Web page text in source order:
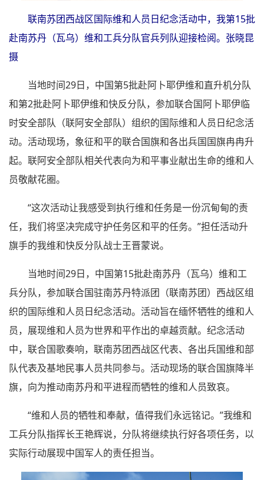
联南苏团西战区国际维和人员日纪念活动中，我第15批
赴南苏丹（瓦乌）维和工兵分队官兵列队迎接检阅。张晓昆
摄
当地时间29日，中国第5批赴阿卜耶伊维和直升机分队
和第2批赴阿卜耶伊维和快反分队，参加联合国阿卜耶伊临
时安全部队（联阿安全部队）组织的国际维和人员日纪念活
动。活动现场，象征和平的联合国旗和各出兵国国旗冉冉升
起。联阿安全部队相关代表向为和平事业献出生命的维和人
员敬献花圈。
“这次活动让我感受到执行维和任务是一份沉甸甸的责
任，我们将坚决完成守护任务区和平的任务。”担任活动升
旗手的我维和快反分队战士王晋蒙说。
当地时间29日，中国第15批赴南苏丹（瓦乌）维和工
兵分队，参加联合国驻南苏丹特派团（联南苏团）西战区组
织的国际维和人员日纪念活动。活动旨在缅怀牺牲的维和人
员，展现维和人员为世界和平作出的卓越贡献。纪念活动
中，联合国歌奏响，联南苏团西战区代表、各出兵国维和部
队代表及基地民事人员共同参与。活动现场的联合国旗降半
旗，向为推动南苏丹和平进程而牺牲的维和人员致哀。
“维和人员的牺牲和奉献，值得我们永远铭记。”我维和
工兵分队指挥长王艳辉说，分队将继续执行好各项任务，以
实际行动展现中国军人的责任担当。